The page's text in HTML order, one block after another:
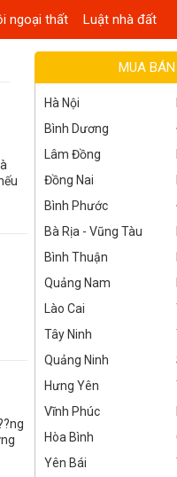
ngoại thất Luật nhà đất
MUA
Hà Nội
Bình Dương
Lâm Đồng
Đồng Nai
Bình Phước
Bà Rịa - Vũng Tàu
Bình Thuận
Quảng Nam
Lào Cai
Tây Ninh
Quảng Ninh
Hưng Yên
Vĩnh Phúc
Hòa Bình
Yên Bái